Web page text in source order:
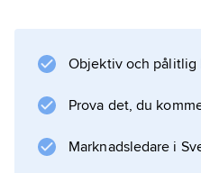
Objektiv och pålitlig
Prova det, du
Marknadsledare i